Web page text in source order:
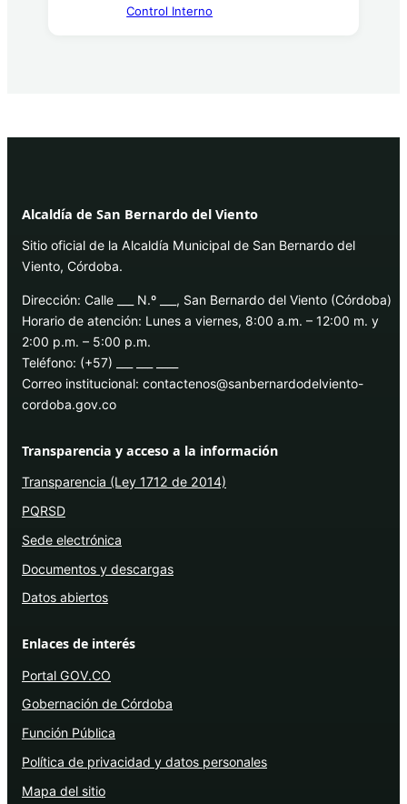
Control Interno
Alcaldía de San Bernardo del Viento
Sitio oficial de la Alcaldía Municipal de San Bernardo del
Viento, Córdoba.
Dirección: Calle ___ N.º ___, San Bernardo del Viento (Córdoba)
Horario de atención: Lunes a viernes, 8:00 a.m. – 12:00 m. y
2:00 p.m. – 5:00 p.m.
Teléfono: (+57) ___ ___ ____
Correo institucional: contactenos@sanbernardodelviento-
cordoba.gov.co
Transparencia y acceso a la información
Transparencia (Ley 1712 de 2014)
PQRSD
Sede electrónica
Documentos y descargas
Datos abiertos
Enlaces de interés
Portal GOV.CO
Gobernación de Córdoba
Función Pública
Política de privacidad y datos personales
Mapa del sitio